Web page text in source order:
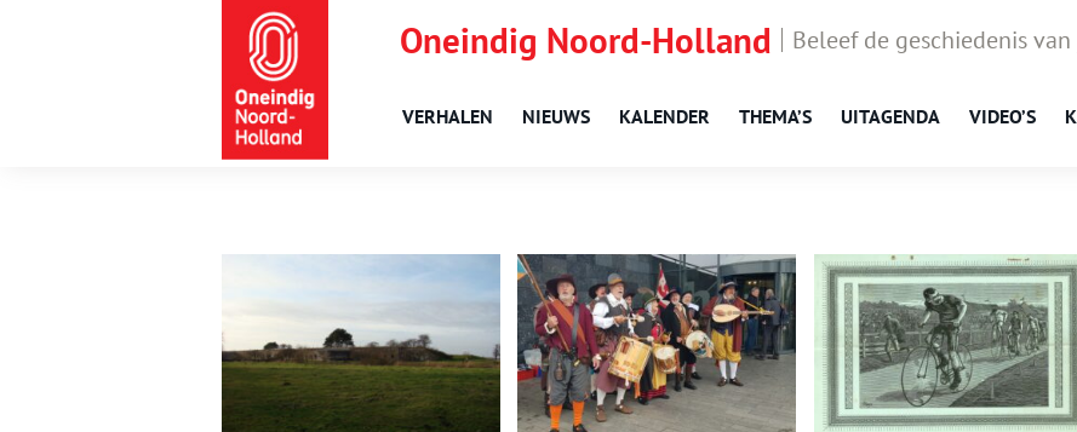
Oneindig Noord-Holland Beleef de geschiedenis
VERHALEN NIEUWS KALENDER THEMA’S UITAGENDA VIDEO’S